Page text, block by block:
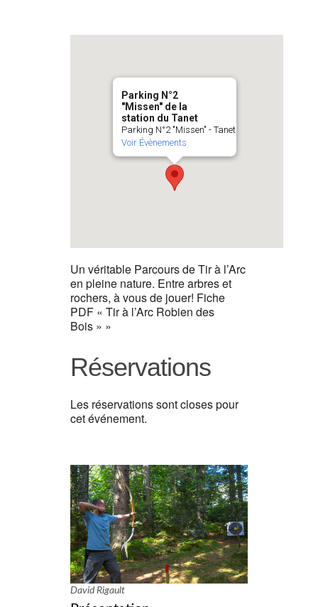
Parking N°2
"Missen" de la
station du Tanet
Parking N°2 "Missen" - Tanet
Voir Évènements
Un véritable Parcours de Tir à l’Arc
en pleine nature. Entre arbres et
rochers, à vous de jouer! Fiche
PDF « Tir à l’Arc Robien des
Bois » »
Réservations
Les réservations sont closes pour
cet événement.
David Rigault